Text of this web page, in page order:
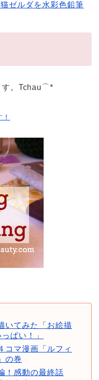
ゼルダを水彩色鉛筆
す。Tchau⌒*
いてみた「お絵描
ぱい！」
コマ漫画「ルフィ
の巻
！感動の最終話